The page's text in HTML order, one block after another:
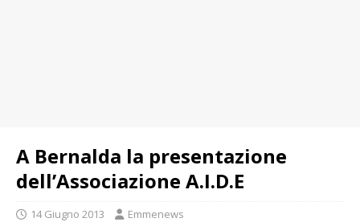
A Bernalda la presentazione
dell’Associazione A.I.D.E
14 Giugno 2013 Emmenews